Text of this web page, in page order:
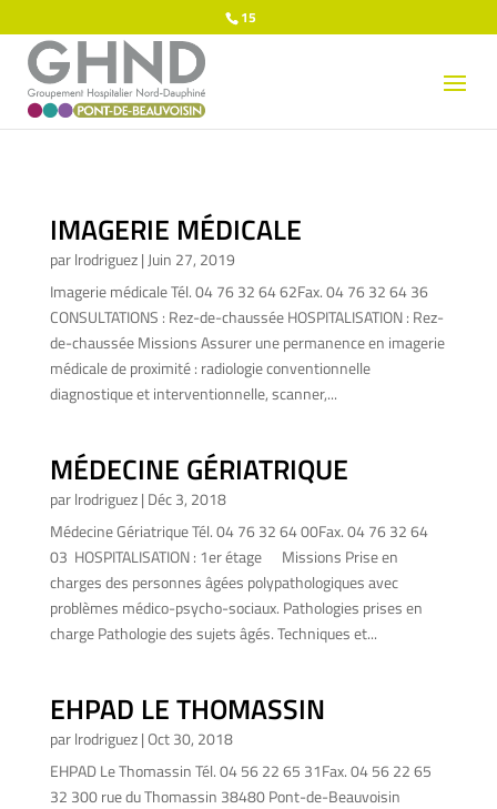
15
IMAGERIE MÉDICALE
parlrodriguez| Juin 27, 2019
Imagerie médicale Tél. 04 76 32 64 62Fax. 04 76 32 64 36
CONSULTATIONS : Rez-de-chaussée HOSPITALISATION : Rez-
de-chaussée Missions Assurer une permanence en imagerie
médicale de proximité : radiologie conventionnelle
diagnostique et interventionnelle, scanner,...
MÉDECINE GÉRIATRIQUE
parlrodriguez| Déc 3, 2018
Médecine Gériatrique Tél. 04 76 32 64 00Fax. 04 76 32 64
03 HOSPITALISATION : 1er étage Missions Prise en
charges des personnes âgées polypathologiques avec
problèmes médico-psycho-sociaux. Pathologies prises en
charge Pathologie des sujets âgés. Techniques et...
EHPAD LE THOMASSIN
parlrodriguez|Oct 30, 2018
EHPAD Le Thomassin Tél. 04 56 22 65 31Fax. 04 56 22 65
32 300 rue du Thomassin 38480 Pont-de-Beauvoisin